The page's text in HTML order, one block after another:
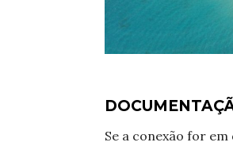
Se a conexão for